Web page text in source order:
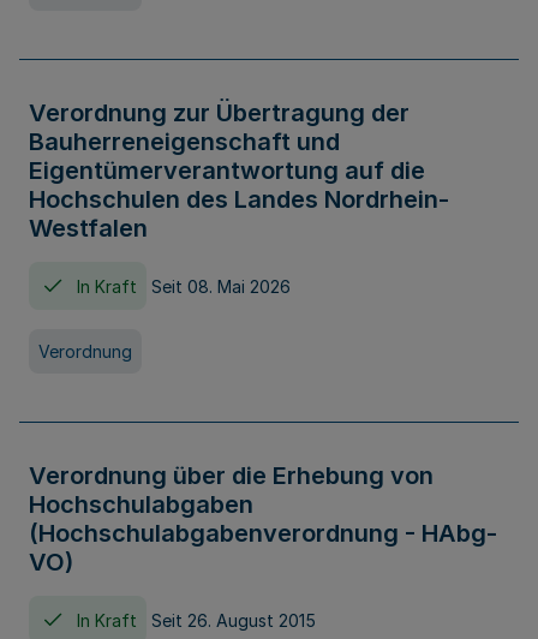
Verordnung zur Übertragung der
Bauherreneigenschaft und
Eigentümerverantwortung auf die
Hochschulen des Landes Nordrhein-
Westfalen
In Kraft Seit 08. Mai 2026
Verordnung
Verordnung über die Erhebung von
Hochschulabgaben
(Hochschulabgabenverordnung - HAbg-
VO)
In Kraft Seit 26. August 2015